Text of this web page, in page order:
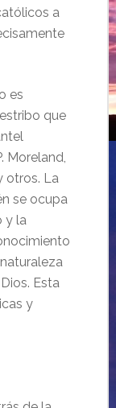
a
es
que
Moreland,
otros. La
se ocupa
y la
Esta
y